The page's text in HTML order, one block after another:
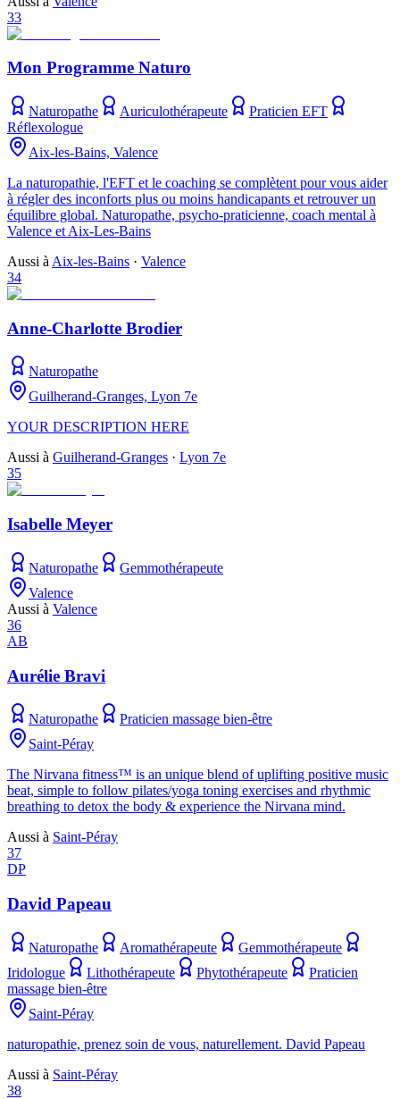
33
Mon Programme Naturo
Naturopathe Auriculothérapeute
Praticien EFT
Réflexologue
Aix-les-Bains, Valence
La naturopathie, l'EFT et le coaching se complètent pour vous aider
à régler des inconforts plus ou moins handicapants et retrouver un
équilibre global. Naturopathe, psycho-praticienne, coach mental à
Valence et Aix-Les-Bains
Aussi à Aix-les-Bains · Valence
34
Anne-Charlotte Brodier
Naturopathe
Guilherand-Granges, Lyon 7e
YOUR DESCRIPTION HERE
Aussi à Guilherand-Granges · Lyon 7e
35
Isabelle Meyer
Naturopathe
Gemmothérapeute
Valence
Aussi à Valence
36
AB
Aurélie Bravi
Naturopathe
Praticien massage bien-être
Saint-Péray
The Nirvana fitness™ is an unique blend of uplifting positive music
beat, simple to follow pilates/yoga toning exercises and rhythmic
breathing to detox the body & experience the Nirvana mind.
Aussi à Saint-Péray
37
DP
David Papeau
Naturopathe Aromathérapeute
Gemmothérapeute
Iridologue
Lithothérapeute Phytothérapeute
Praticien
massage bien-être
Saint-Péray
naturopathie, prenez soin de vous, naturellement. David Papeau
Aussi à Saint-Péray
38